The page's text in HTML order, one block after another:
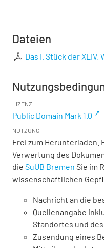
Dateien
Das I. Stück der XLIV.
LIZENZ
Public Domain Mark 1.0
NUTZUNG
Frei zum Herunterladen.
Verwertung des
die SuUB Bremen Sie im
wissenschaftlichen
Nachricht an die
Quellenangabe
Standortes und
Zusendung eines